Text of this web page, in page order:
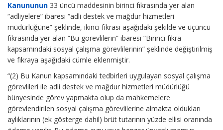
Kanununun 33 üncü maddesinin birinci fıkrasında yer alan
“adliyelere” ibaresi “adli destek ve mağdur hizmetleri
müdürlüğüne” şeklinde, ikinci fıkrası aşağıdaki şekilde ve üçüncü
fıkrasında yer alan “Bu görevlilerin” ibaresi “Birinci fıkra
kapsamındaki sosyal çalışma görevlilerinin” şeklinde değiştirilmiş
ve fıkraya aşağıdaki cümle eklenmiştir.
“(2) Bu Kanun kapsamındaki tedbirleri uygulayan sosyal çalışma
görevlileri ile adli destek ve mağdur hizmetleri müdürlüğü
bünyesinde görev yapmakta olup da mahkemelere
görevlendirilen sosyal çalışma görevlilerine almakta oldukları
aylıklarının (ek gösterge dahil) brüt tutarının yüzde ellisi oranında